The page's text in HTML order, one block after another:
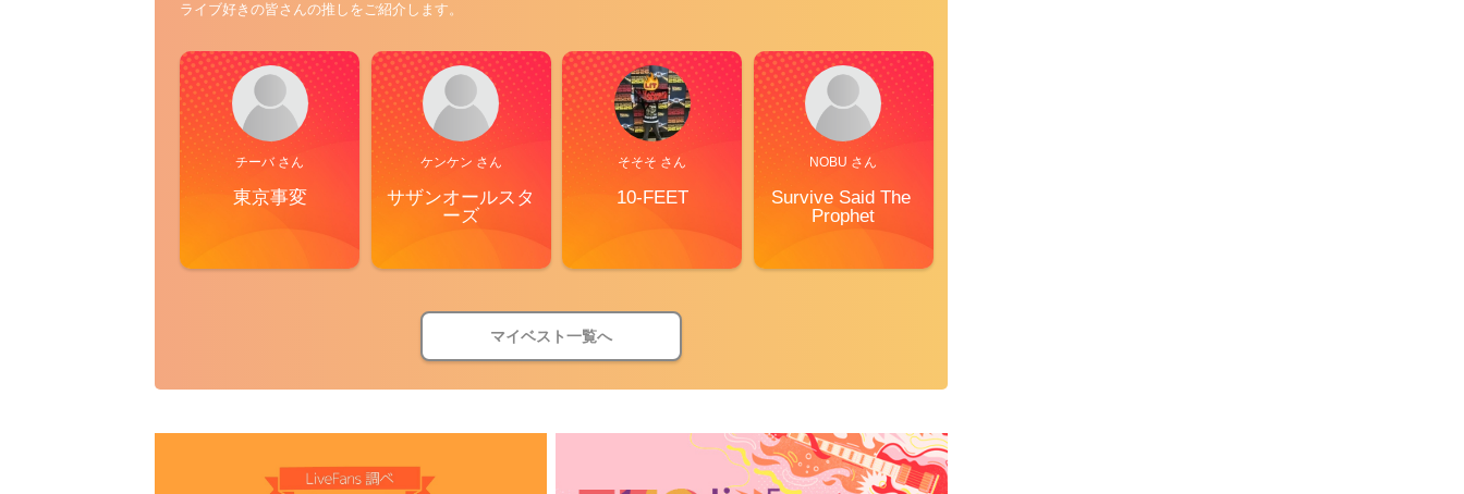
ライブ好きの皆さんの推しをご紹介します。
チーバ さん
東京事変
ケンケン さん
サザンオールスタ
ーズ
そそそ さん
10-FEET
NOBU さん
Survive Said The
Prophet
マイベスト一覧へ